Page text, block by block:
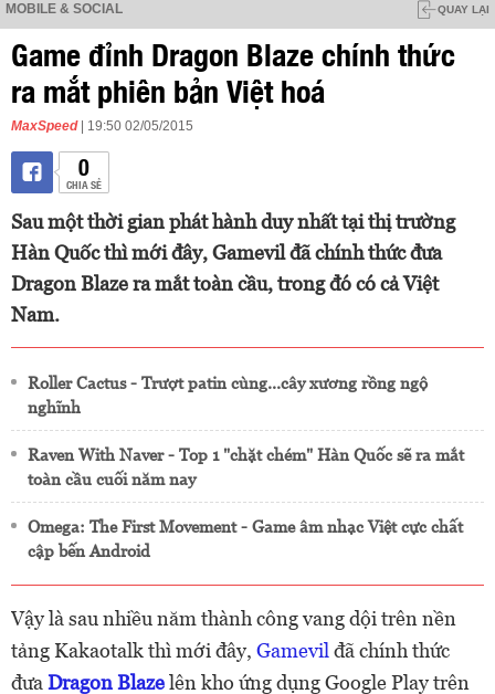
MOBILE & SOCIAL QUAY LẠI
Game đỉnh Dragon Blaze chính thức
ra mắt phiên bản Việt hoá
MaxSpeed | 19:50 02/05/2015
0
CHIA SẺ
Sau một thời gian phát hành duy nhất tại thị trường
Hàn Quốc thì mới đây, Gamevil đã chính thức đưa
Dragon Blaze ra mắt toàn cầu, trong đó có cả Việt
Nam.
Roller Cactus - Trượt patin cùng...cây xương rồng ngộ
nghĩnh
Raven With Naver - Top 1 "chặt chém" Hàn Quốc sẽ ra mắt
toàn cầu cuối năm nay
Omega: The First Movement - Game âm nhạc Việt cực chất
cập bến Android
Vậy là sau nhiều năm thành công vang dội trên nền
tảng Kakaotalk thì mới đây, Gamevil đã chính thức
đưa Dragon Blazelên kho ứng dụng Google Play trên